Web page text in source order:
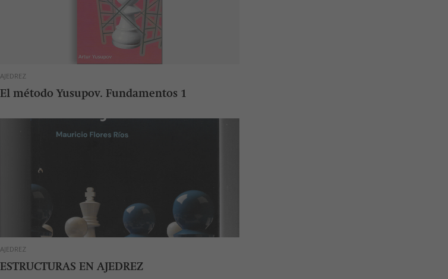
AJEDREZ
El método Yusupov. Fundamentos 1
AJEDREZ
ESTRUCTURAS EN AJEDREZ